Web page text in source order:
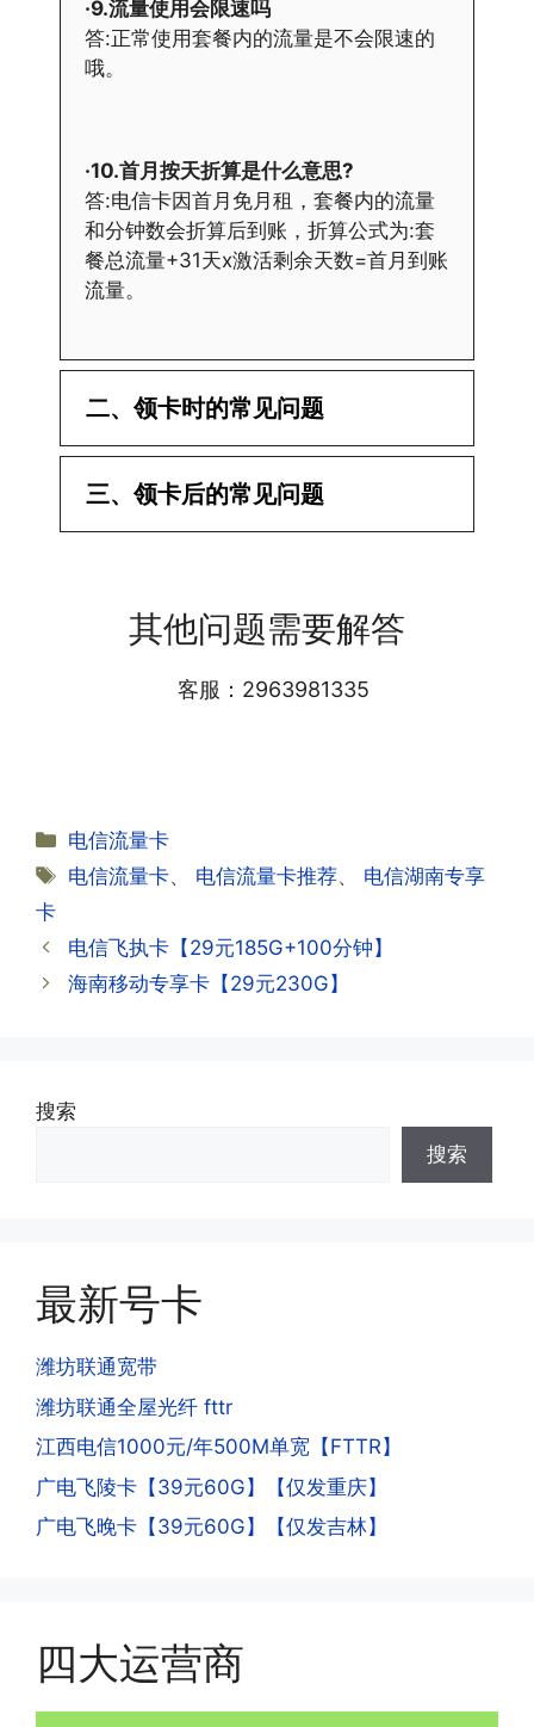
·9.流量使用会限速吗
答:正常使用套餐内的流量是不会限速的
哦。
·10.首月按天折算是什么意思?
答:电信卡因首月免月租，套餐内的流量
和分钟数会折算后到账，折算公式为:套
餐总流量+31天x激活剩余天数=首月到账
流量。
二、领卡时的常见问题
·1.已经操作激活了怎么没有网?还不能使
用呢?
详细套餐，这就说明已激活成功!耗时一
早上才可以进行人工审核;快递激活的基
·2.激活成功了，我怎么查套餐呢?
答:下载对应运营商的官方手机营业厅
查询到流量和话费是否正常到账;如果未
到，耐心等待48小时后，再刷新app即
答:这是属于正常现象，属于刚激活到账
是因为激活当月的流量会按照您激活剩余
的天数折算到账，次月就会全额到账，留
超出额外扣费哦。
·4.实际扣费月租
答:
(1)首月扣费:电信是首月免费，联通是按
(2)如下几种情况是不返费的:返费前停
机、关机、注销、违章单停、未再专属渠
道首充的情况下都是不能正常返费的并且
三、领卡后的常见问题
小哥处参加活动充值，后续充值就是任意
业厅都可以;
信大部分都没有合约期，每一个卡的产品
资料都有详细的注销流程和注意事项;
·3.注销后，会不会影响我的信誉?
·4.为什么手机卡刚激活60天内不能换手
去骗人。他必须注册很多APP才可以去骗
人。他们是用专业设备插手机卡打的，所
以会经常换卡槽换设备。所以基于这些特
点，运营商系统会识别到，如果你有类似
的异常使用行为，就会让你二次认证。二
次认证是为了证明你本人在使用这张卡。
一般二次认证的流程是本人使用这张卡的
流量，通过运营商链接刷人脸，拍身份证
件，来证明是本人在使用。具体可以网上
其他问题需要解答
客服：2963981335
分
类
电信流量卡
标
电信流量卡、 电信流量卡推荐、 电信湖南专享
卡
电信飞执卡【29元185G+100分钟】
海南移动专享卡【29元230G】
搜索
搜索
最新号卡
潍坊联通宽带
潍坊联通全屋光纤 fttr
江西电信1000元/年500M单宽【FTTR】
广电飞陵卡【39元60G】【仅发重庆】
广电飞晚卡【39元60G】【仅发吉林】
四大运营商